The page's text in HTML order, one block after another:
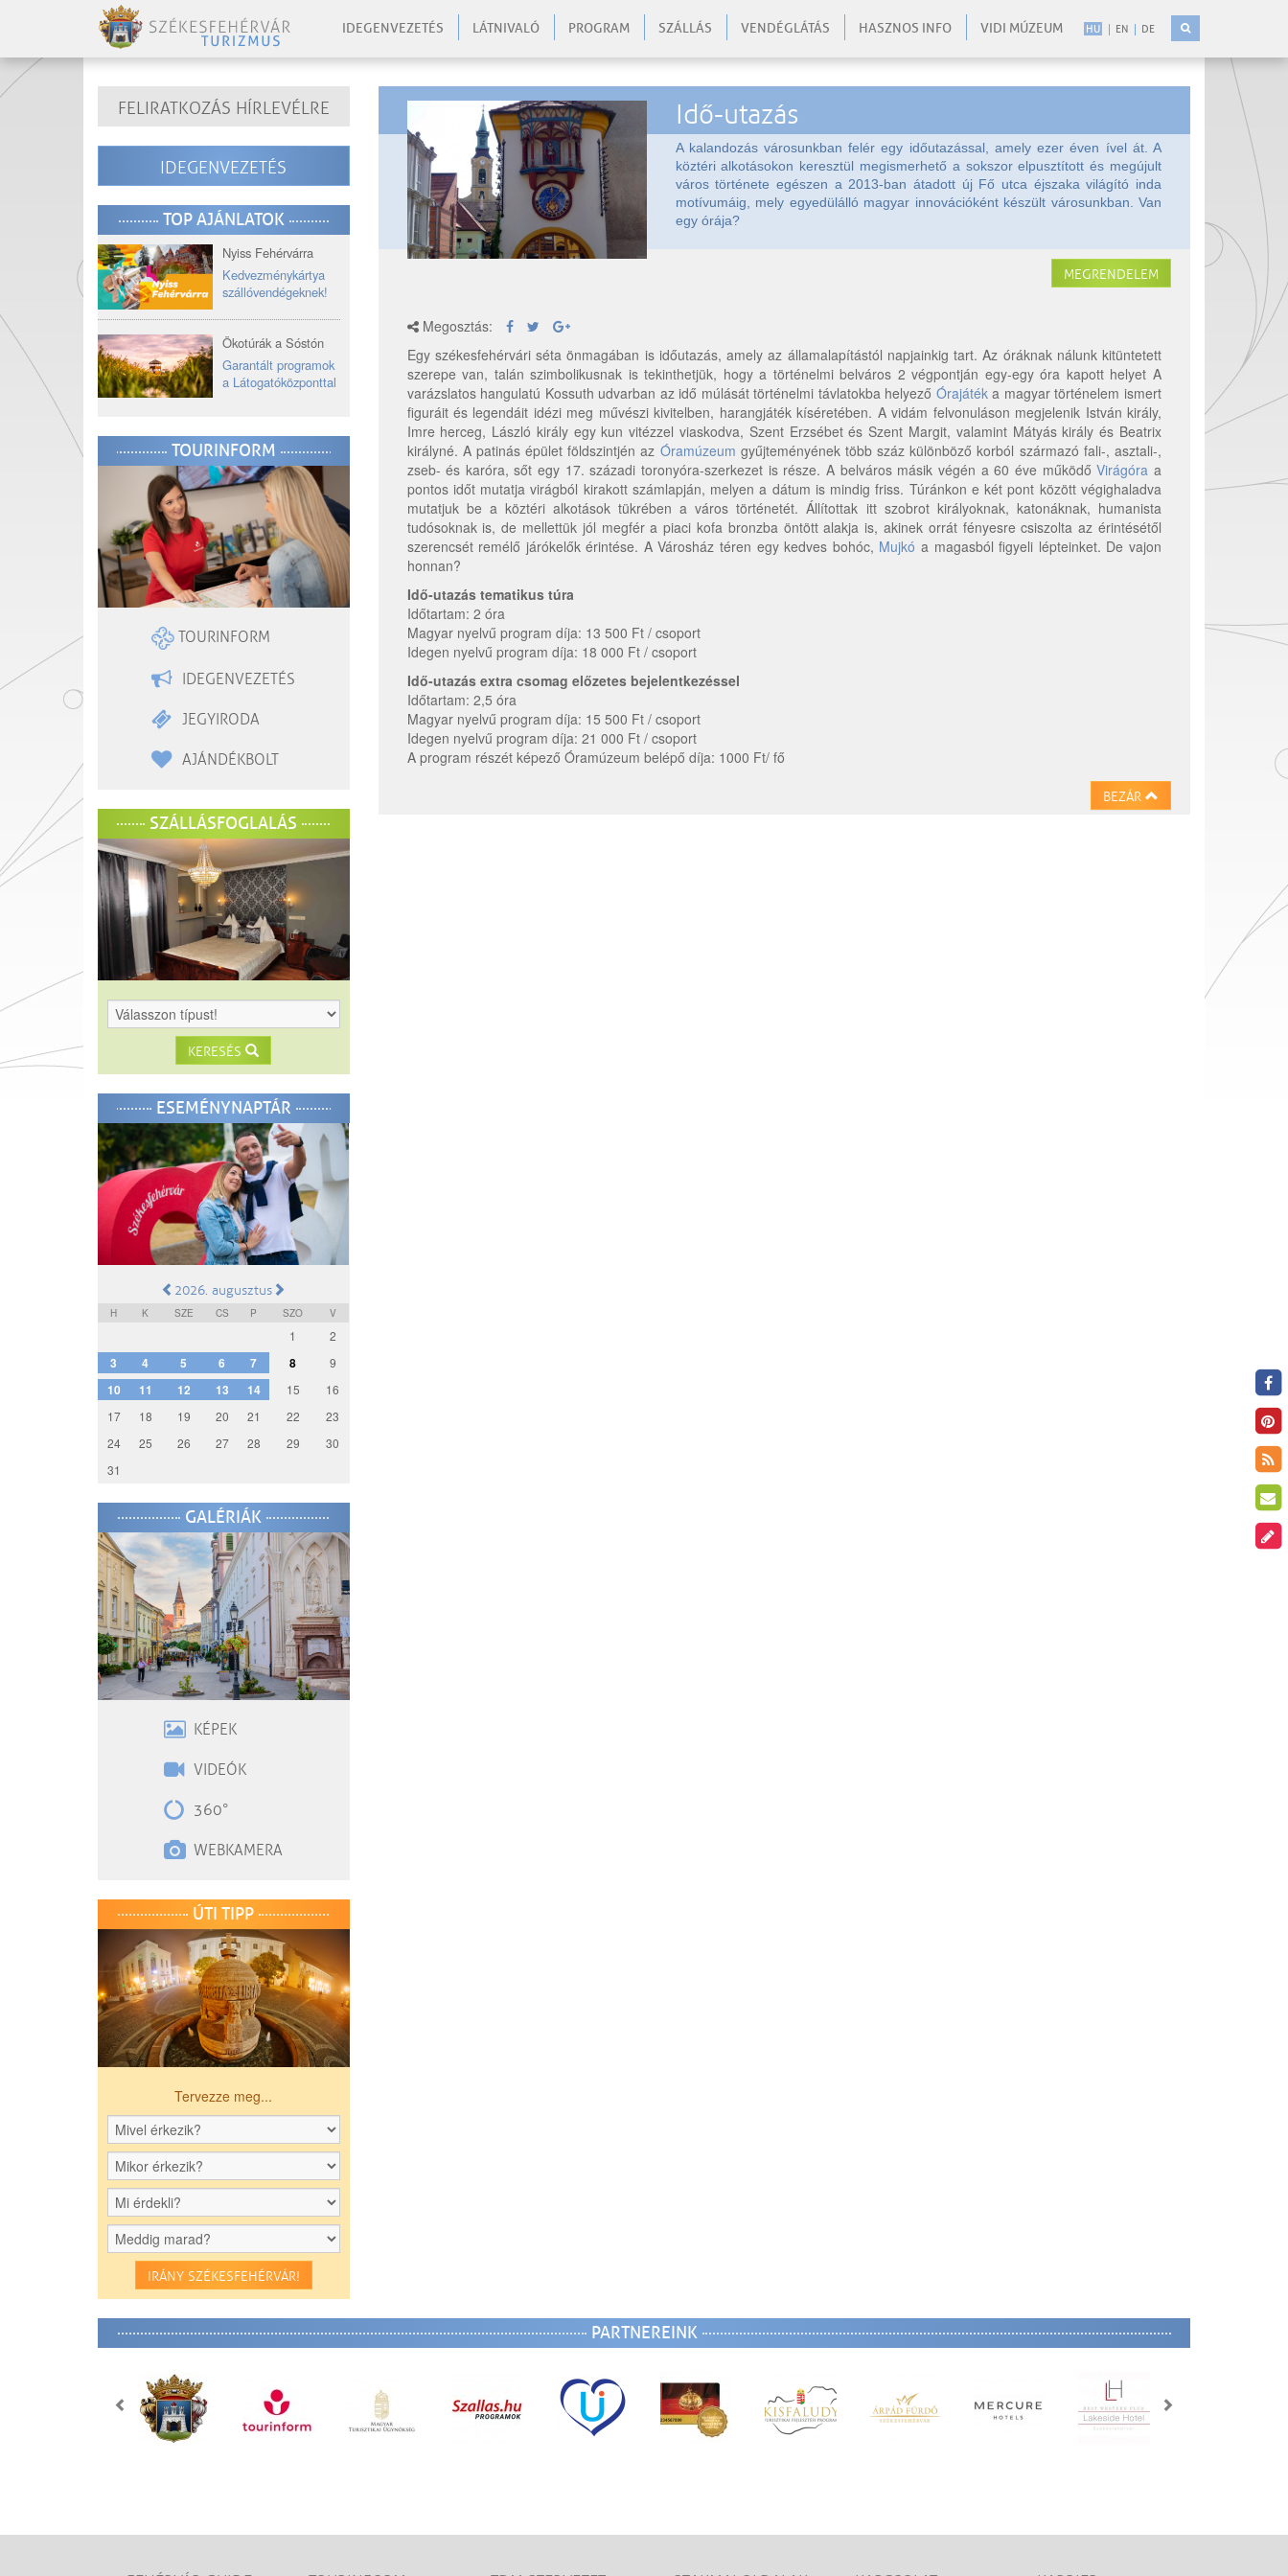
HU EN DE
IDEGENVEZETÉS LÁTNIVALÓ PROGRAM SZÁLLÁS VENDÉGLÁTÁS HASZNOS INFO VIDI MÚZEUM
Idő-utazás
A kalandozás városunkban felér egy időutazással, amely ezer éven ível át. A
köztéri alkotásokon keresztül megismerhető a sokszor elpusztított és megújult
város története egészen a 2013-ban átadott új Fő utca éjszaka világító inda
motívumáig, mely egyedülálló magyar innovációként készült városunkban. Van
egy órája?
MEGRENDELEM
Megosztás:
Egy székesfehérvári séta önmagában is időutazás, amely az államalapítástól napjainkig tart. Az óráknak nálunk kitüntetett
szerepe van, talán szimbolikusnak is tekinthetjük, hogy a történelmi belváros 2 végpontján egy-egy óra kapott helyet A
varázslatos hangulatú Kossuth udvarban az idő múlását történelmi távlatokba helyező Órajátéka magyar történelem ismert
figuráit és legendáit idézi meg művészi kivitelben, harangjáték kíséretében. A vidám felvonuláson megjelenik István király,
Imre herceg, László király egy kun vitézzel viaskodva, Szent Erzsébet és Szent Margit, valamint Mátyás király és Beatrix
királyné. A patinás épület földszintjén az Óramúzeum gyűjteményének több száz különböző korból származó fali-, asztali-,
zseb- és karóra, sőt egy 17. századi toronyóra-szerkezet is része. A belváros másik végén a 60 éve működőVirágóra a
pontos időt mutatja virágból kirakott számlapján, melyen a dátum is mindig friss. Túránkon e két pont között végighaladva
mutatjuk be a köztéri alkotások tükrében a város történetét. Állítottak itt szobrot királyoknak, katonáknak, humanista
tudósoknak is, de mellettük jól megfér a piaci kofa bronzba öntött alakja is, akinek orrát fényesre csiszolta az érintésétől
szerencsét remélő járókelők érintése. A Városház téren egy kedves bohóc, Mujkó a magasból figyeli lépteinket. De vajon
honnan?
Idő-utazás tematikus túra
Időtartam: 2 óra
Magyar nyelvű program díja: 13 500 Ft / csoport
Idegen nyelvű program díja: 18 000 Ft / csoport
Idő-utazás extra csomag előzetes bejelentkezéssel
Időtartam: 2,5 óra
Magyar nyelvű program díja: 15 500 Ft / csoport
Idegen nyelvű program díja: 21 000 Ft / csoport
A program részét képező Óramúzeum belépő díja: 1000 Ft/ fő
BEZÁR
FELIRATKOZÁS HÍRLEVÉLRE
IDEGENVEZETÉS
TOP AJÁNLATOK
Nyiss Fehérvárra
Kedvezménykártya
szállóvendégeknek!
Ökotúrák a Sóstón
Garantált programok
a Látogatóközponttal
TOURINFORM
TOURINFORM
IDEGENVEZETÉS
JEGYIRODA
AJÁNDÉKBOLT
SZÁLLÁSFOGLALÁS
KERESÉS
ESEMÉNYNAPTÁR
2026. augusztus
H K SZE CS P SZO V
1 2
3 4 5 6 7 8 9
10 11 12 13 14 15
16
17
18 19 20 21 22
23
24
25 26 27 28 29
30
31
GALÉRIÁK
KÉPEK
VIDEÓK
360°
WEBKAMERA
ÚTI TIPP
Tervezze meg...
IRÁNY SZÉKESFEHÉRVÁR!
PARTNEREINK